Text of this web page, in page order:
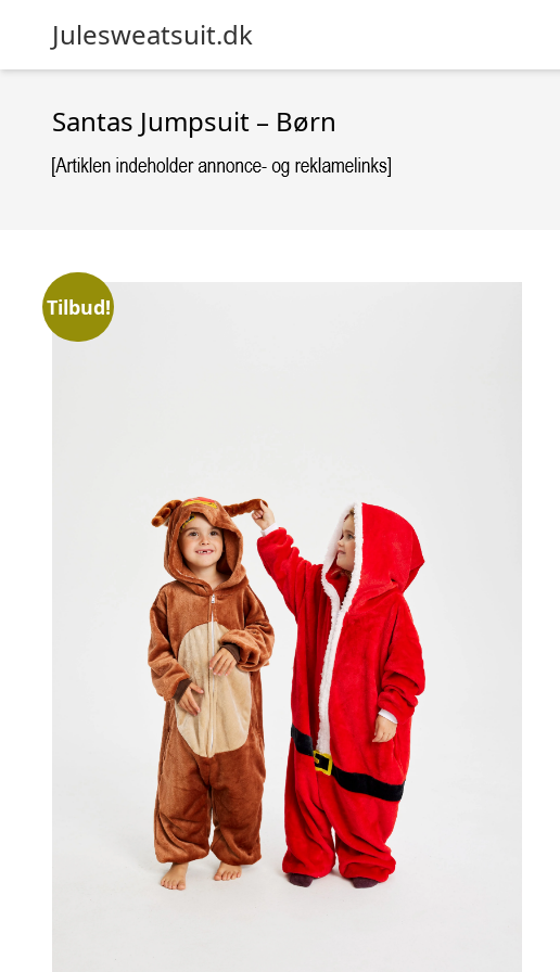
Julesweatsuit.dk
Santas Jumpsuit – Børn
Tilbud!